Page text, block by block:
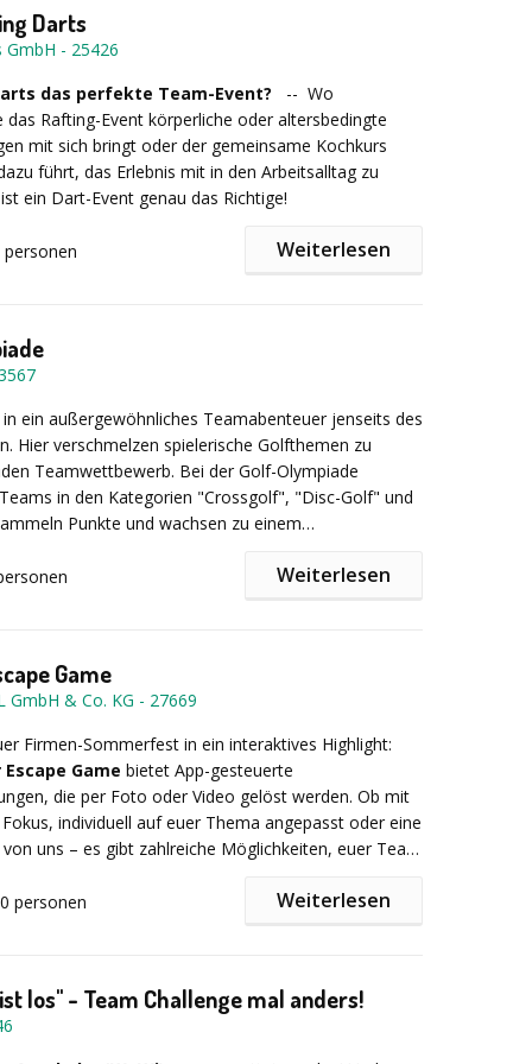
mit hohem Erlebniswert
Event
für Ihre Tagung
Darts
GmbH - 25426
das perfekte Team-Event? -- Wo
das Rafting-Event körperliche oder altersbedingte
mit sich bringt oder der gemeinsame Kochkurs
führt, das Erlebnis mit in den Arbeitsalltag zu
ein Dart-Event genau das Richtige!
einem Dart-Event ist, dass man kaum Vorkenntnisse
Sie durch unser Team-Event Darts ein Arbeitsumfeld, in
dauerhaft zufrieden und erfolgreich sind.
personen Weiterlesen
in ein außergewöhnliches Teamabenteuer jenseits des
Hier verschmelzen spielerische Golfthemen zu
Teamwettbewerb. Bei der Golf-Olympiade
in den Kategorien "Crossgolf", "Disc-Golf" und
Punkte und wachsen zu einem
empfehlenswert im Sommer, auf Anfrage anderer
- 250
Weiterlesen
Game
GmbH & Co. KG - 27669
Firmen-Sommerfest in ein interaktives Highlight:
Game bietet App-gesteuerte
die per Foto oder Video gelöst werden. Ob mit
individuell auf euer Thema angepasst oder eine
uns – es gibt zahlreiche Möglichkeiten, euer Team
bietet:
Challenges & Quiz-Aufgaben, bei denen Teams
verschiedene Aufgaben lösen – perfekt
personen Weiterlesen
los" - Team Challenge mal anders!